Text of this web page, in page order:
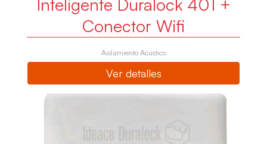
Inteligente Duralock 401 +
Conector Wifi
Aislamiento Acústico
Ver detalles